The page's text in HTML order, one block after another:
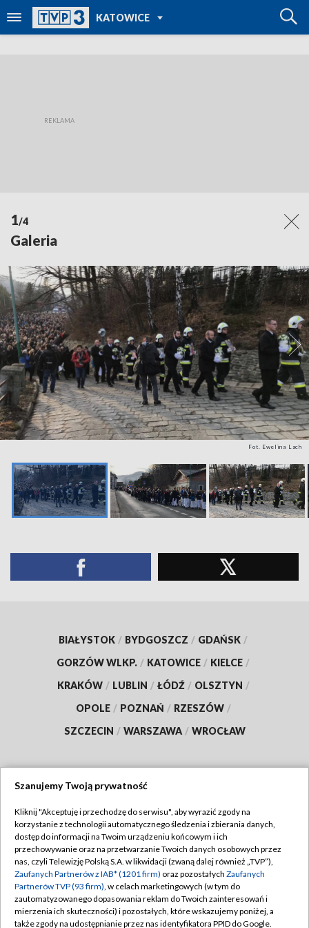
KATOWICE
TVP REGIONY
1/4
Galeria
Fot. Ewelina Lach
BIAŁYSTOK / BYDGOSZCZ / GDAŃSK /
GORZÓW WLKP. / KATOWICE / KIELCE /
KRAKÓW / LUBLIN / ŁÓDŹ / OLSZTYN /
OPOLE / POZNAŃ / RZESZÓW /
SZCZECIN / WARSZAWA / WROCŁAW
TVP
Abonament TVP
Emisja w TVP
Centrum informacji TVP
Naziemna Telewizja Cyfrowa
Regulamin TVP
Polityka prywatności
Moje zgody
Pomoc
Szanujemy Twoją prywatność
Kliknij "Akceptuję i przechodzę do serwisu", aby wyrazić zgody na
korzystanie z technologii automatycznego śledzenia i zbierania danych,
dostęp do informacji na Twoim urządzeniu końcowym i ich
przechowywanie oraz na przetwarzanie Twoich danych osobowych przez
nas, czyli Telewizję Polską S.A. w likwidacji (zwaną dalej również „TVP”),
Zaufanych Partnerów z IAB* (1201 firm) oraz pozostałych Zaufanych
Partnerów TVP (93 firm), w celach marketingowych (w tym do
zautomatyzowanego dopasowania reklam do Twoich zainteresowań i
mierzenia ich skuteczności) i pozostałych, które wskazujemy poniżej, a
także zgody na udostępnianie przez nas identyfikatora PPID do Google.